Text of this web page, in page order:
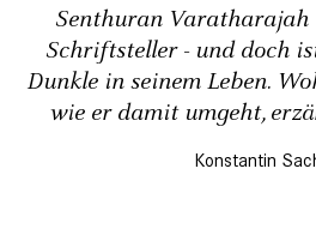
Senthuran
Schriftsteller - und doch
Dunkle in seinem Leben.
wie er damit umgeht,
Konstantin